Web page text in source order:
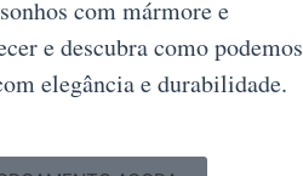
com mármore e
e descubra como podemos
elegância e durabilidade.